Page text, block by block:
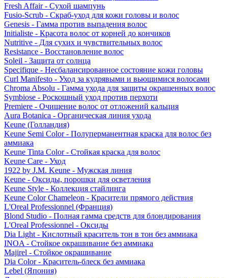
Fresh Affair - Сухой шампунь
Fusio-Scrub - Скраб-уход для кожи головы и волос
Genesis - Гамма против выпадения волос
Initialiste - Красота волос от корней до кончиков
Nutritive - Для сухих и чувствительных волос
Resistance - Восстановление волос
Soleil - Защита от солнца
Specifique - Несбалансированное состояние кожи головы
Curl Manifesto - Уход за кудрявыми и вьющимися волосами
Chroma Absolu - Гамма ухода для защиты окрашенных волос
Symbiose - Роскошный уход против перхоти
Premiere - Очищение волос от отложений кальция
Aura Botanica - Органическая линия ухода
Keune (Голландия)
Keune Semi Color - Полуперманентная краска для волос без
аммиака
Keune Tinta Color - Стойкая краска для волос
Keune Care - Уход
1922 by J.M. Keune - Мужская линия
Keune - Оксиды, порошки для осветления
Keune Style - Коллекция стайлинга
Keune Color Chameleon - Красители прямого действия
L'Oreal Professionnel (Франция)
Blond Studio - Полная гамма средств для блондирования
L'Oreal Professionnel - Оксиды
Dia Light - Кислотный краситель тон в тон без аммиака
INOA - Стойкое окрашивание без аммиака
Majirel - Стойкое окрашивание
Dia Color - Краситель-блеск без аммиака
Lebel (Япония)